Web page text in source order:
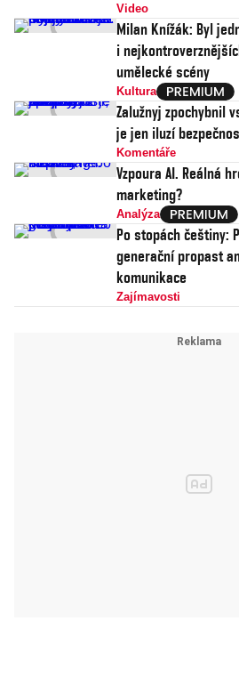
Video
Milan Knížák: Byl
i
umělecké scény
Kultura
Zalužnyj zpochybnil
je jen iluzí
Komentáře
Vzpoura AI. Reálná
marketing?
Analýza
Po stopách češtiny:
generační propast
komunikace
Zajímavosti